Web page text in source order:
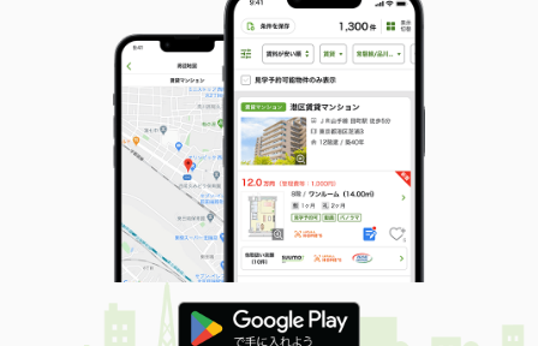
86.11m²
土地面積 156.01m²
宮崎県宮崎市吉村町北中
価 格
2,230万円
住 所
宮崎県宮崎市吉村町北中
建物面積 126m²
土地面積 200m²
宮崎県宮崎市清武町加納乙
価 格
2,990万円